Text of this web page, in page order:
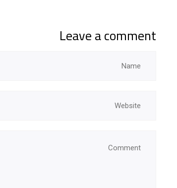
Leave a comment